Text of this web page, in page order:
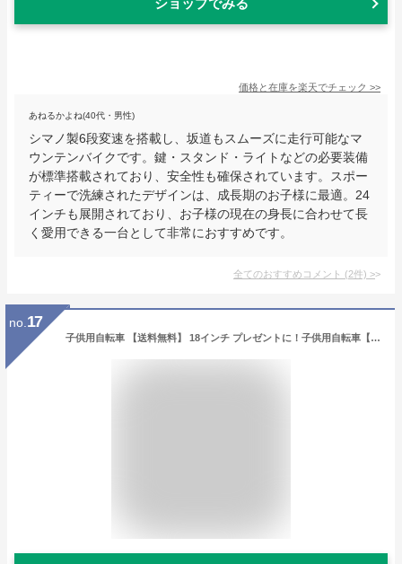
価格と在庫を楽天でチェック >>
あねるかよね(40代・男性)
シマノ製6段変速を搭載し、坂道もスムーズに走行可能なマ
ウンテンバイクです。鍵・スタンド・ライトなどの必要装備
が標準搭載されており、安全性も確保されています。スポー
ティーで洗練されたデザインは、成長期のお子様に最適。24
インチも展開されており、お子様の現在の身長に合わせて長
く愛用できる一台として非常におすすめです。
全てのおすすめコメント (2件) >
no. 17
子供用自転車 【送料無料】 18インチ プレゼントに！子供用自転車【補助輪無し】 HITS Nemo ヒッツ ネモ バイク ハンドブレーキ 男の子にも女の子にも！ 5歳 6歳 7歳 8歳 9歳 10歳 身長115?150cm 小学生 子ども こども おしゃれ 誕生日 入園祝い 入学祝い ランキング受賞！